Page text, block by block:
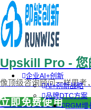
企业AI+创新
AI+创新战略
品牌DTC方案
RGM增
Upskill Pro - 您
像顶级咨询顾问一样思
立即免费使用